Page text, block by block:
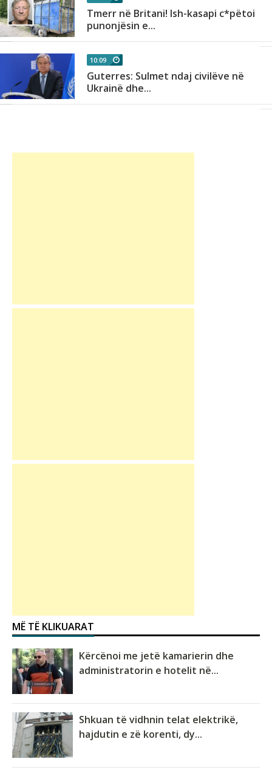
Tmerr në Britani! Ish-kasapi c*pëtoi
punonjësin e...
10:09
Guterres: Sulmet ndaj civilëve në
Ukrainë dhe...
MË TË KLIKUARAT
Kërcënoi me jetë kamarierin dhe
administratorin e hotelit në...
Shkuan të vidhnin telat elektrikë,
hajdutin e zë korenti, dy...